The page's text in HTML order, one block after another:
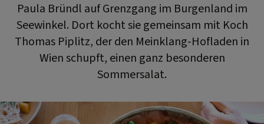
Paula Bründl auf Grenzgang im Burgenland im
Seewinkel. Dort kocht sie gemeinsam mit Koch
Thomas Piplitz, der den Meinklang-Hofladen in
Wien schupft, einen ganz besonderen
Sommersalat.